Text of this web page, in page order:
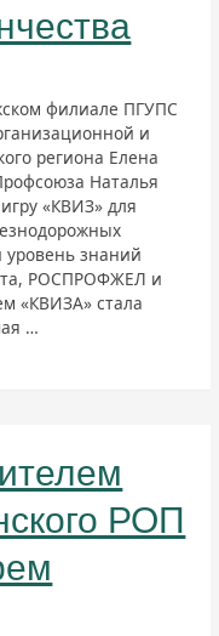
филиале ПГУПС
и
региона Елена
Наталья
«КВИЗ» для
уровень знаний
РОСПРОФЖЕЛ и
«КВИЗА» стала
…
РОП